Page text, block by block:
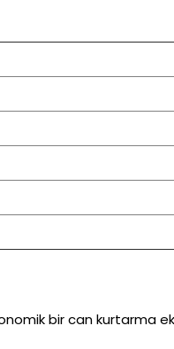
bir can kurtarma